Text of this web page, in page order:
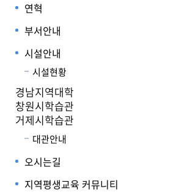
연혁
부서안내
시설안내
시설현황
경남지역대학
창원시학습관
거제시학습관
대관안내
오시는길
지역평생교육 커뮤니티